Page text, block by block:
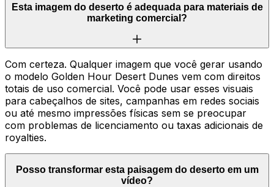
Esta imagem do deserto é adequada para materiais de
marketing comercial?
Com certeza. Qualquer imagem que você gerar usando
o modelo Golden Hour Desert Dunes vem com direitos
totais de uso comercial. Você pode usar esses visuais
para cabeçalhos de sites, campanhas em redes sociais
ou até mesmo impressões físicas sem se preocupar
com problemas de licenciamento ou taxas adicionais de
royalties.
Posso transformar esta paisagem do deserto em um
vídeo?